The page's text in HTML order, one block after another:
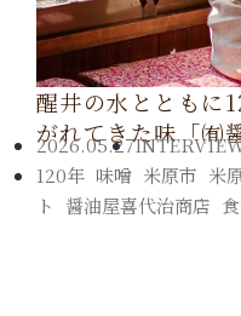
醒井の水とともに
がれてきた味「㈲
2026.05.27
120年 味噌 米原市 米
ト
醤油屋喜代治商店